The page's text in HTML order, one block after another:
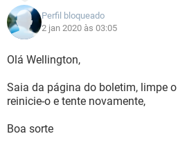
Perfil bloqueado
2 jan 2020 às 03:05
Olá Wellington,
Saia da página do boletim, limpe
reinicie-o e tente novamente,
Boa sorte